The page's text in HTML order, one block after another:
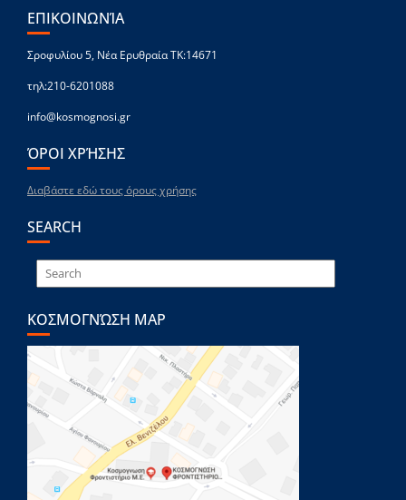
ΕΠΙΚΟΙΝΩΝΊΑ
Σροφυλίου 5, Νέα Ερυθραία ΤΚ:14671
τηλ:210-6201088
info@kosmognosi.gr
ΌΡΟΙ ΧΡΉΣΗΣ
Διαβάστε εδώ τους όρους χρήσης
SEARCH
ΚΟΣΜΟΓΝΏΣΗ MAP